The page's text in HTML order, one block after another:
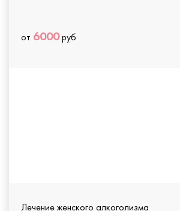
от 6000руб
Лечение женского алкоголизма